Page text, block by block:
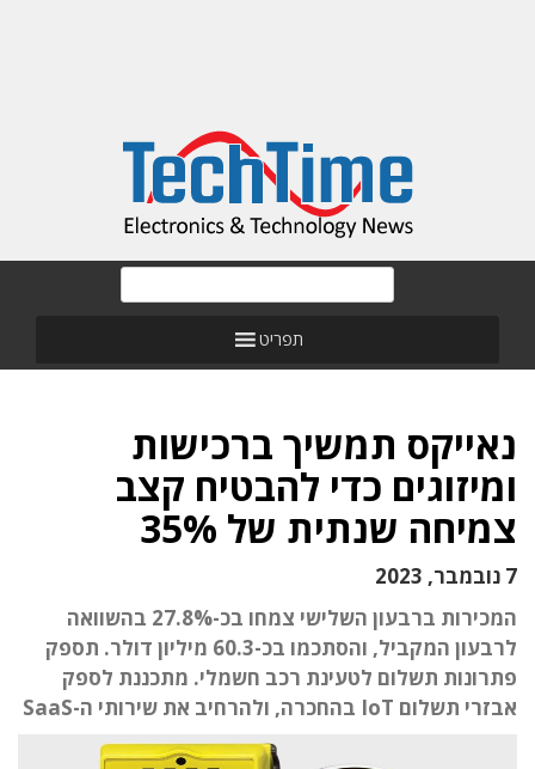
תפריט
נאייקס תמשיך ברכישות
ומיזוגים כדי להבטיח קצב
צמיחה שנתית של 35%
7 נובמבר, 2023
המכירות ברבעון השלישי צמחו בכ-27.8% בהשוואה
לרבעון המקביל, והסתכמו בכ-60.3 מיליון דולר. תספק
פתרונות תשלום לטעינת רכב חשמלי. מתכננת לספק
אבזרי תשלום IoT בהחכרה, ולהרחיב את שירותי ה-SaaS